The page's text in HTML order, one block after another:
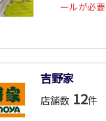
ールが必要
吉野家
店舗数 12件